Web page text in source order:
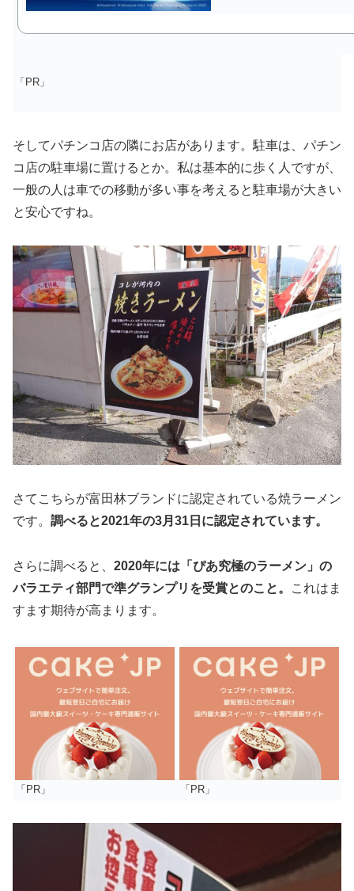
「PR」
そしてパチンコ店の隣にお店があります。駐車は、パチン
コ店の駐車場に置けるとか。私は基本的に歩く人ですが、
一般の人は車での移動が多い事を考えると駐車場が大きい
と安心ですね。
さてこちらが富田林ブランドに認定されている焼ラーメン
です。 調べると2021年の3月31日に認定されています。
さらに調べると、 2020年には「ぴあ究極のラーメン」の
バラエティ部門で準グランプリを受賞とのこと。
これはま
すます期待が高まります。
「PR」 「PR」